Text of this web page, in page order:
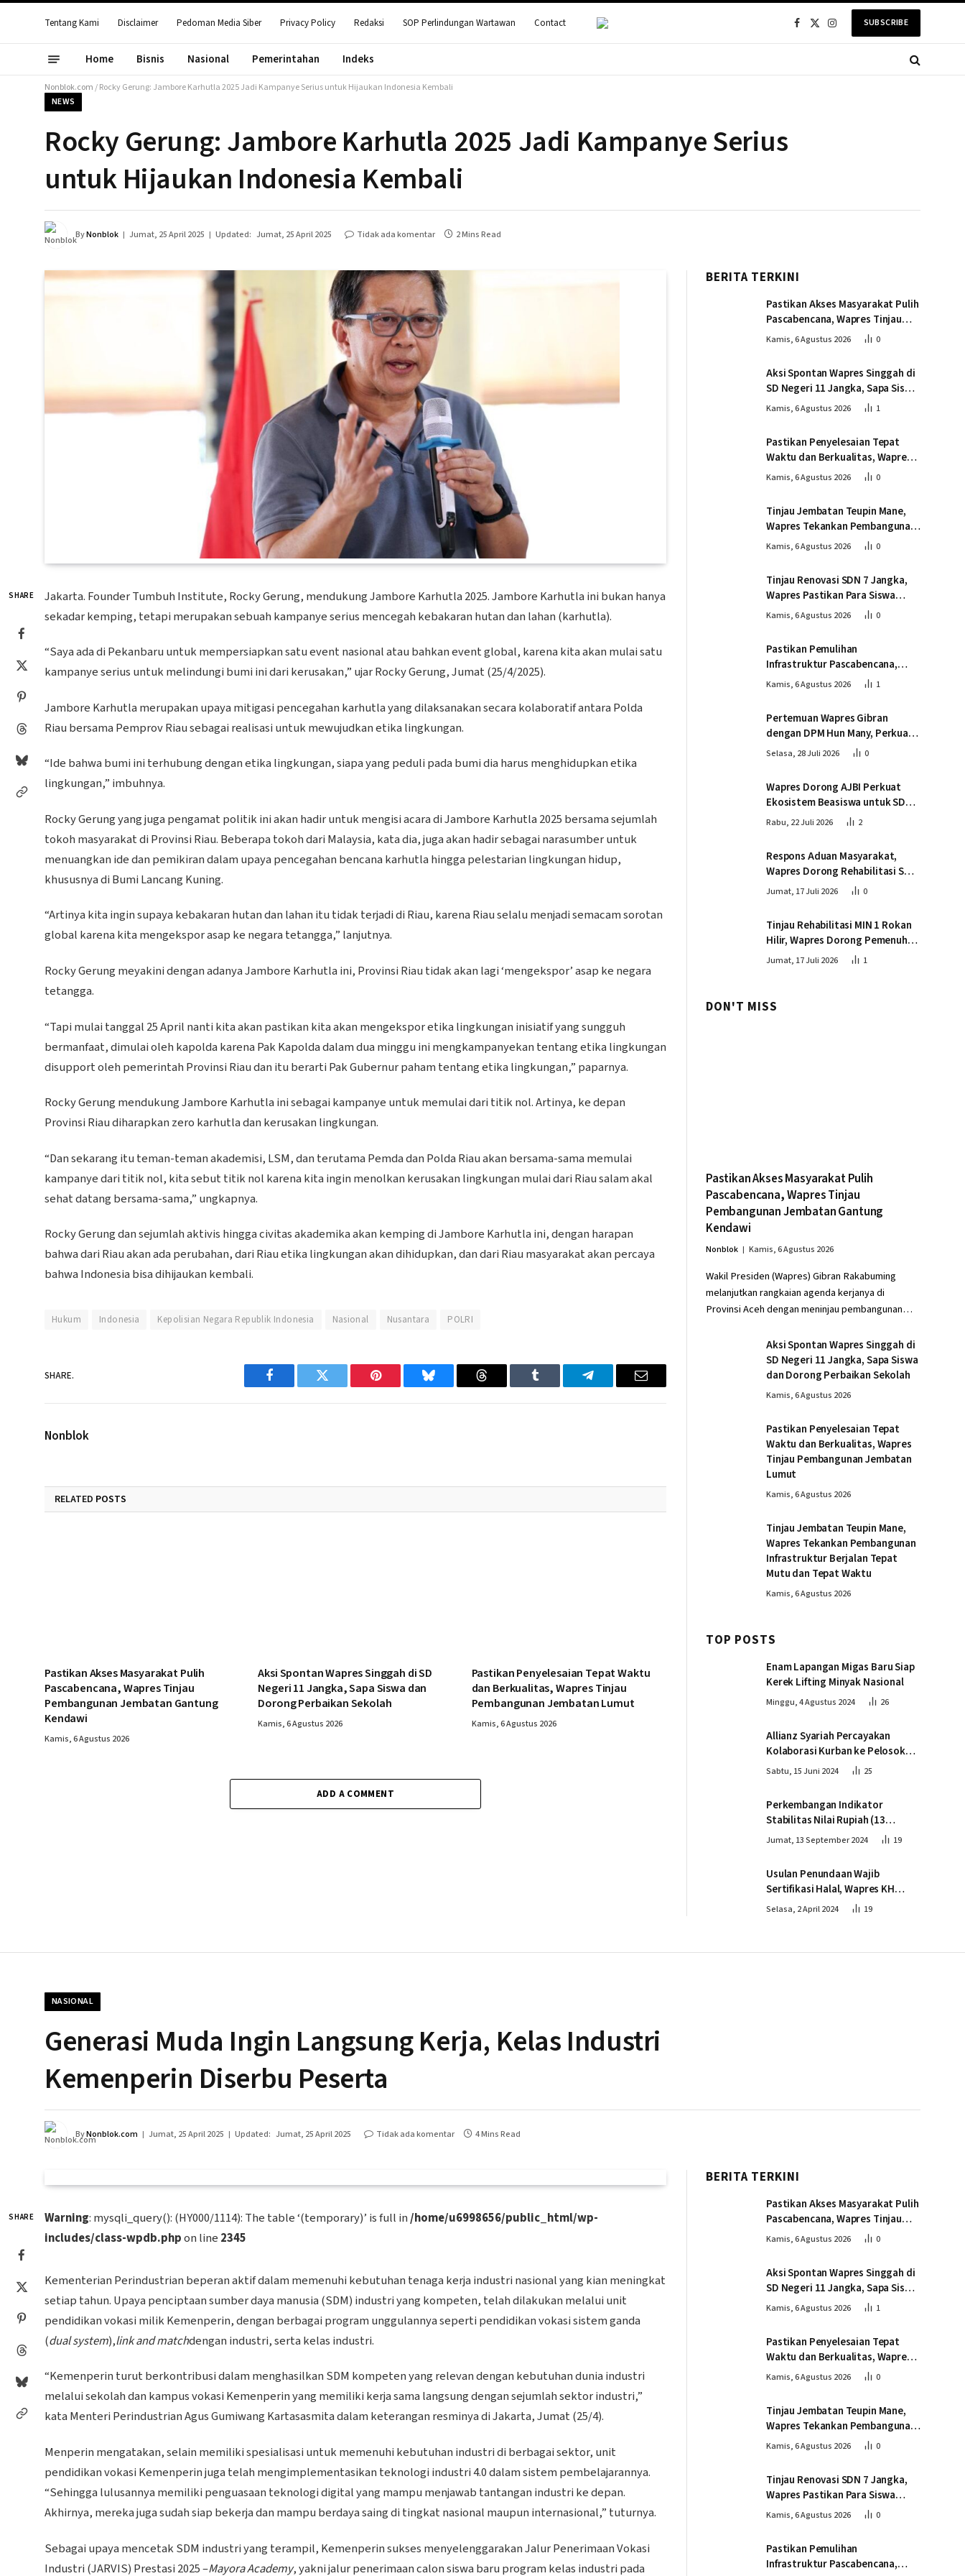
Tentang Kami Disclaimer Pedoman Media Siber Privacy Policy Redaksi SOP Perlindungan Wartawan Contact Facebook
X
InstagramSUBSCRIBE
Home Bisnis Nasional Pemerintahan Indeks
Nonblok.com/Rocky Gerung: Jambore Karhutla 2025 Jadi Kampanye Serius untuk Hijaukan Indonesia Kembali
NEWS
Rocky Gerung: Jambore Karhutla 2025 Jadi Kampanye Serius
untuk Hijaukan Indonesia Kembali
ByNonblok Jumat, 25 April 2025 Updated: Jumat, 25 April 2025 Tidak ada komentar 2 Mins Read
SHARE
Jakarta. Founder Tumbuh Institute, Rocky Gerung, mendukung Jambore Karhutla 2025. Jambore Karhutla ini bukan hanya
sekadar kemping, tetapi merupakan sebuah kampanye serius mencegah kebakaran hutan dan lahan (karhutla).
“Saya ada di Pekanbaru untuk mempersiapkan satu event nasional atau bahkan event global, karena kita akan mulai satu
kampanye serius untuk melindungi bumi ini dari kerusakan,” ujar Rocky Gerung, Jumat (25/4/2025).
Jambore Karhutla merupakan upaya mitigasi pencegahan karhutla yang dilaksanakan secara kolaboratif antara Polda
Riau bersama Pemprov Riau sebagai realisasi untuk mewujudkan etika lingkungan.
“Ide bahwa bumi ini terhubung dengan etika lingkungan, siapa yang peduli pada bumi dia harus menghidupkan etika
lingkungan,” imbuhnya.
Rocky Gerung yang juga pengamat politik ini akan hadir untuk mengisi acara di Jambore Karhutla 2025 bersama sejumlah
tokoh masyarakat di Provinsi Riau. Beberapa tokoh dari Malaysia, kata dia, juga akan hadir sebagai narasumber untuk
menuangkan ide dan pemikiran dalam upaya pencegahan bencana karhutla hingga pelestarian lingkungan hidup,
khususnya di Bumi Lancang Kuning.
“Artinya kita ingin supaya kebakaran hutan dan lahan itu tidak terjadi di Riau, karena Riau selalu menjadi semacam sorotan
global karena kita mengekspor asap ke negara tetangga,” lanjutnya.
Rocky Gerung meyakini dengan adanya Jambore Karhutla ini, Provinsi Riau tidak akan lagi ‘mengekspor’ asap ke negara
tetangga.
“Tapi mulai tanggal 25 April nanti kita akan pastikan kita akan mengekspor etika lingkungan inisiatif yang sungguh
bermanfaat, dimulai oleh kapolda karena Pak Kapolda dalam dua minggu ini mengkampanyekan tentang etika lingkungan
disupport oleh pemerintah Provinsi Riau dan itu berarti Pak Gubernur paham tentang etika lingkungan,” paparnya.
Rocky Gerung mendukung Jambore Karhutla ini sebagai kampanye untuk memulai dari titik nol. Artinya, ke depan
Provinsi Riau diharapkan zero karhutla dan kerusakan lingkungan.
“Dan sekarang itu teman-teman akademisi, LSM, dan terutama Pemda dan Polda Riau akan bersama-sama memulai
kampanye dari titik nol, kita sebut titik nol karena kita ingin menolkan kerusakan lingkungan mulai dari Riau salam akal
sehat datang bersama-sama,” ungkapnya.
Rocky Gerung dan sejumlah aktivis hingga civitas akademika akan kemping di Jambore Karhutla ini, dengan harapan
bahwa dari Riau akan ada perubahan, dari Riau etika lingkungan akan dihidupkan, dan dari Riau masyarakat akan percaya
bahwa Indonesia bisa dihijaukan kembali.
Hukum Indonesia Kepolisian Negara Republik Indonesia Nasional Nusantara POLRI
SHARE.
Facebook Twitter Pinterest Bluesky Threads Tumblr Telegram Email
Nonblok
RELATED POSTS
Pastikan Akses Masyarakat Pulih
Pascabencana, Wapres Tinjau
Pembangunan Jembatan Gantung
Kendawi
Kamis, 6 Agustus 2026
Aksi Spontan Wapres Singgah di SD
Negeri 11 Jangka, Sapa Siswa dan
Dorong Perbaikan Sekolah
Kamis, 6 Agustus 2026
Pastikan Penyelesaian Tepat Waktu
dan Berkualitas, Wapres Tinjau
Pembangunan Jembatan Lumut
Kamis, 6 Agustus 2026
ADD A COMMENT
BERITA TERKINI
Pastikan Akses Masyarakat Pulih
Pascabencana, Wapres Tinjau
Pembangunan Jembatan
Kamis, 6 Agustus 2026 0
Aksi Spontan Wapres Singgah di
SD Negeri 11 Jangka, Sapa Siswa
dan Dorong Perbaikan Sekolah
Kamis, 6 Agustus 2026 1
Pastikan Penyelesaian Tepat
Waktu dan Berkualitas, Wapres
Tinjau Pembangunan Jembatan
Kamis, 6 Agustus 2026 0
Tinjau Jembatan Teupin Mane,
Wapres Tekankan Pembangunan
Infrastruktur Berjalan Tepat
Kamis, 6 Agustus 2026 0
Tinjau Renovasi SDN 7 Jangka,
Wapres Pastikan Para Siswa
Kembali Belajar dengan Layak
Kamis, 6 Agustus 2026 0
Pastikan Pemulihan
Infrastruktur Pascabencana,
Wapres Tinjau Progres
Kamis, 6 Agustus 2026 1
Pertemuan Wapres Gibran
dengan DPM Hun Many, Perkuat
Kemitraan Strategis Indonesia –
Selasa, 28 Juli 2026 0
Wapres Dorong AJBI Perkuat
Ekosistem Beasiswa untuk SDM
Unggul Indonesia Timur
Rabu, 22 Juli 2026 2
Respons Aduan Masyarakat,
Wapres Dorong Rehabilitasi SDN
016 Serusa Rokan Hilir
Jumat, 17 Juli 2026 0
Tinjau Rehabilitasi MIN 1 Rokan
Hilir, Wapres Dorong Pemenuhan
Sarana Prasarana Pendidikan
Jumat, 17 Juli 2026 1
DON'T MISS
Pastikan Akses Masyarakat Pulih
Pascabencana, Wapres Tinjau
Pembangunan Jembatan Gantung
Kendawi
Nonblok Kamis, 6 Agustus 2026
Wakil Presiden (Wapres) Gibran Rakabuming
melanjutkan rangkaian agenda kerjanya di
Provinsi Aceh dengan meninjau pembangunan…
Aksi Spontan Wapres Singgah di
SD Negeri 11 Jangka, Sapa Siswa
dan Dorong Perbaikan Sekolah
Kamis, 6 Agustus 2026
Pastikan Penyelesaian Tepat
Waktu dan Berkualitas, Wapres
Tinjau Pembangunan Jembatan
Lumut
Kamis, 6 Agustus 2026
Tinjau Jembatan Teupin Mane,
Wapres Tekankan Pembangunan
Infrastruktur Berjalan Tepat
Mutu dan Tepat Waktu
Kamis, 6 Agustus 2026
TOP POSTS
Enam Lapangan Migas Baru Siap
Kerek Lifting Minyak Nasional
Minggu, 4 Agustus 2024 26
Allianz Syariah Percayakan
Kolaborasi Kurban ke Pelosok
Negeri bersama Dompet Dhuafa
Sabtu, 15 Juni 2024 25
Perkembangan Indikator
Stabilitas Nilai Rupiah (13
September 2024)
Jumat, 13 September 2024 19
Usulan Penundaan Wajib
Sertifikasi Halal, Wapres KH
Ma’ruf Amin: Proses Tetap
Selasa, 2 April 2024 19
NASIONAL
Generasi Muda Ingin Langsung Kerja, Kelas Industri
Kemenperin Diserbu Peserta
ByNonblok.com Jumat, 25 April 2025 Updated: Jumat, 25 April 2025 Tidak ada komentar 4 Mins Read
SHARE Warning: mysqli_query(): (HY000/1114): The table ‘(temporary)’ is full in/home/u6998656/public_html/wp-
includes/class-wpdb.phpon line 2345
Kementerian Perindustrian beperan aktif dalam memenuhi kebutuhan tenaga kerja industri nasional yang kian meningkat
setiap tahun. Upaya penciptaan sumber daya manusia (SDM) industri yang kompeten, telah dilakukan melalui unit
pendidikan vokasi milik Kemenperin, dengan berbagai program unggulannya seperti pendidikan vokasi sistem ganda
(dual system),link and matchdengan industri, serta kelas industri.
“Kemenperin turut berkontribusi dalam menghasilkan SDM kompeten yang relevan dengan kebutuhan dunia industri
melalui sekolah dan kampus vokasi Kemenperin yang memiliki kerja sama langsung dengan sejumlah sektor industri,”
kata Menteri Perindustrian Agus Gumiwang Kartasasmita dalam keterangan resminya di Jakarta, Jumat (25/4).
Menperin mengatakan, selain memiliki spesialisasi untuk memenuhi kebutuhan industri di berbagai sektor, unit
pendidikan vokasi Kemenperin juga telah mengimplementasikan teknologi industri 4.0 dalam sistem pembelajarannya.
“Sehingga lulusannya memiliki penguasaan teknologi digital yang mampu menjawab tantangan industri ke depan.
Akhirnya, mereka juga sudah siap bekerja dan mampu berdaya saing di tingkat nasional maupun internasional,” tuturnya.
Sebagai upaya mencetak SDM industri yang terampil, Kemenperin sukses menyelenggarakan Jalur Penerimaan Vokasi
Industri (JARVIS) Prestasi 2025 –Mayora Academy, yakni jalur penerimaan calon siswa baru program kelas industri pada
BERITA TERKINI
Pastikan Akses Masyarakat Pulih
Pascabencana, Wapres Tinjau
Pembangunan Jembatan
Kamis, 6 Agustus 2026 0
Aksi Spontan Wapres Singgah di
SD Negeri 11 Jangka, Sapa Siswa
dan Dorong Perbaikan Sekolah
Kamis, 6 Agustus 2026 1
Pastikan Penyelesaian Tepat
Waktu dan Berkualitas, Wapres
Tinjau Pembangunan Jembatan
Kamis, 6 Agustus 2026 0
Tinjau Jembatan Teupin Mane,
Wapres Tekankan Pembangunan
Infrastruktur Berjalan Tepat
Kamis, 6 Agustus 2026 0
Tinjau Renovasi SDN 7 Jangka,
Wapres Pastikan Para Siswa
Kembali Belajar dengan Layak
Kamis, 6 Agustus 2026 0
Pastikan Pemulihan
Infrastruktur Pascabencana,